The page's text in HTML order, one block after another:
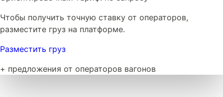
Чтобы получить точную ставку от операторов,
разместите груз на платформе.
Разместить груз
+ предложения от операторов вагонов